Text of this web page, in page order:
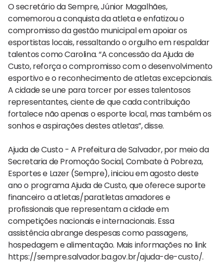
O secretário da Sempre, Júnior Magalhães,
comemorou a conquista da atleta e enfatizou o
compromisso da gestão municipal em apoiar os
esportistas locais, ressaltando o orgulho em respaldar
talentos como Carolina. “A concessão da Ajuda de
Custo, reforça o compromisso com o desenvolvimento
esportivo e o reconhecimento de atletas excepcionais.
A cidade se une para torcer por esses talentosos
representantes, ciente de que cada contribuição
fortalece não apenas o esporte local, mas também os
sonhos e aspirações destes atletas”, disse.
Ajuda de Custo - A Prefeitura de Salvador, por meio da
Secretaria de Promoção Social, Combate à Pobreza,
Esportes e Lazer (Sempre), iniciou em agosto deste
ano o programa Ajuda de Custo, que oferece suporte
financeiro a atletas/paratletas amadores e
profissionais que representam a cidade em
competições nacionais e internacionais. Essa
assistência abrange despesas como passagens,
hospedagem e alimentação. Mais informações no link
https://sempre.salvador.ba.gov.br/ajuda-de-custo/.